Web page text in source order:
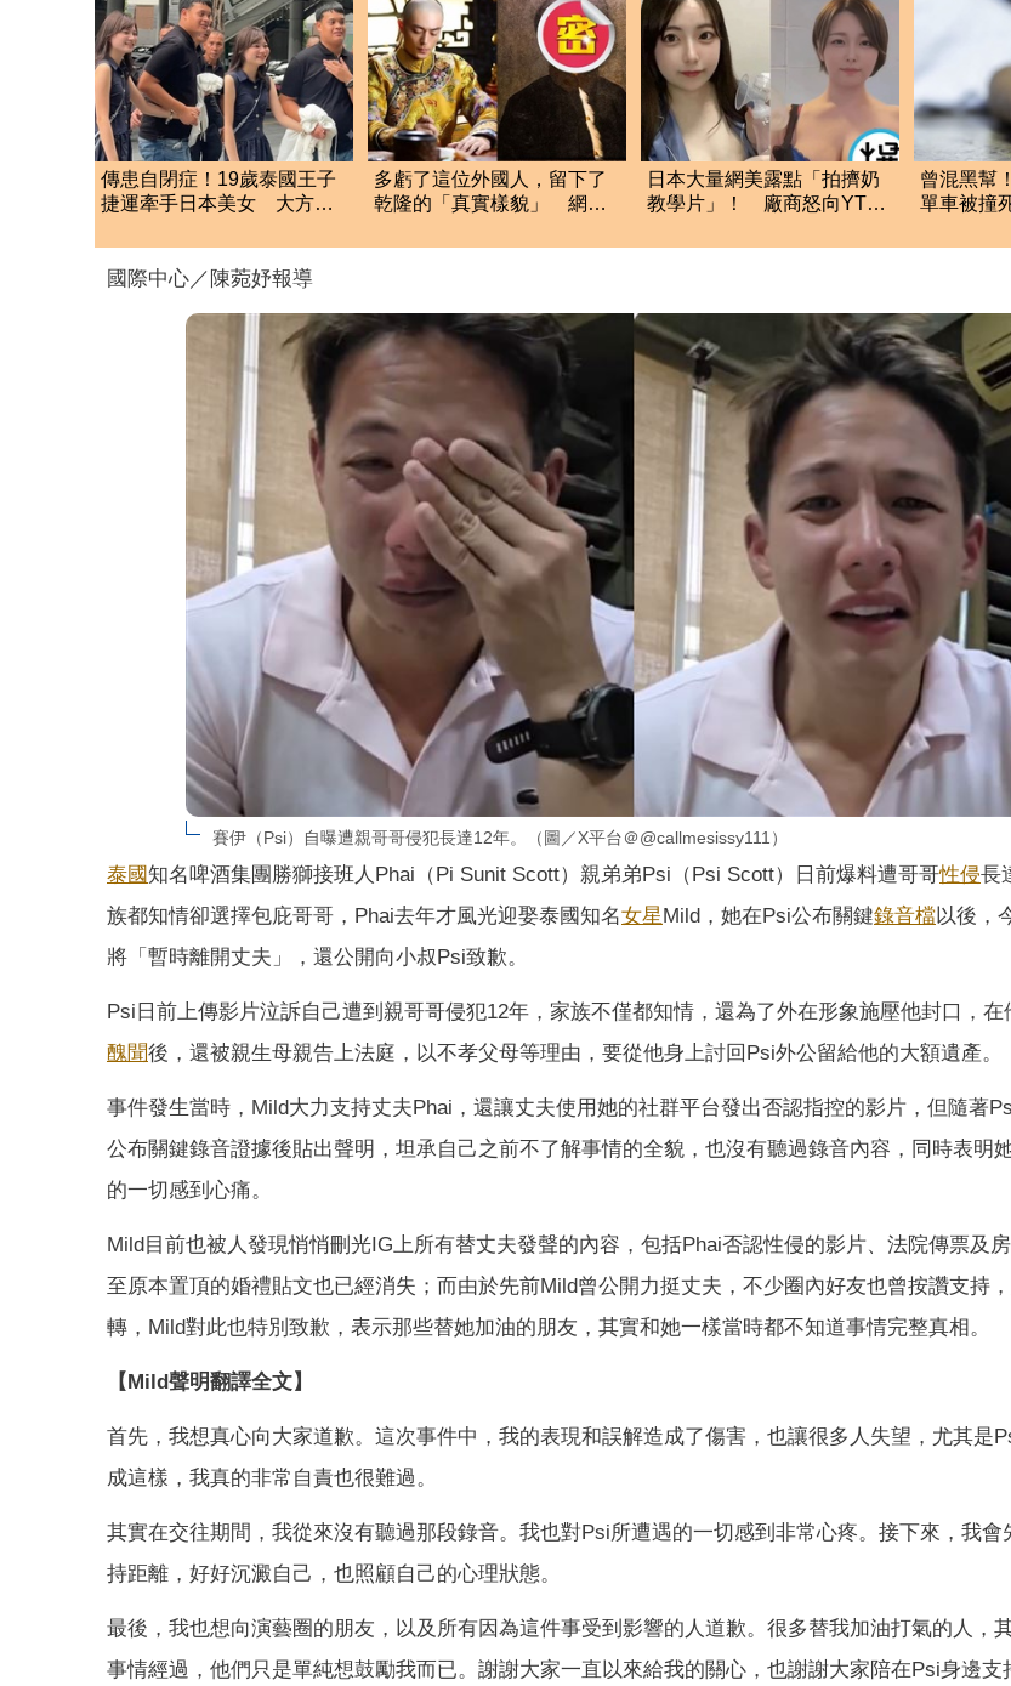
傳患自閉症！19歲泰國王子
捷運牽手日本美女 大方
多虧了這位外國人，留下了
乾隆的「真實樣貌」 網
日本大量網美露點「拍擠奶
教學片」！ 廠商怒向YT申
曾混黑幫
單車被撞
國際中心／陳菀妤報導
賽伊（Psi）自曝遭親哥哥侵犯長達12年。（圖／X平台＠@callmesissy111）
泰國知名啤酒集團勝獅接班人Phai（Pi Sunit Scott）親弟弟Psi（Psi Scott）日前爆料遭哥哥性侵長
族都知情卻選擇包庇哥哥，Phai去年才風光迎娶泰國知名女星 Mild，她在Psi公布關鍵錄音檔以後，
將「暫時離開丈夫」，還公開向小叔Psi致歉。
Psi日前上傳影片泣訴自己遭到親哥哥侵犯12年，家族不僅都知情，還為了外在形象施壓他封口，在
醜聞後，還被親生母親告上法庭，以不孝父母等理由，要從他身上討回Psi外公留給他的大額遺產。
事件發生當時，Mild大力支持丈夫Phai，還讓丈夫使用她的社群平台發出否認指控的影片，但隨著
公布關鍵錄音證據後貼出聲明，坦承自己之前不了解事情的全貌，也沒有聽過錄音內容，同時表明
的一切感到心痛。
Mild目前也被人發現悄悄刪光IG上所有替丈夫發聲的內容，包括Phai否認性侵的影片、法院傳票及
至原本置頂的婚禮貼文也已經消失；而由於先前Mild曾公開力挺丈夫，不少圈內好友也曾按讚支持
轉，Mild對此也特別致歉，表示那些替她加油的朋友，其實和她一樣當時都不知道事情完整真相。
【Mild聲明翻譯全文】
首先，我想真心向大家道歉。這次事件中，我的表現和誤解造成了傷害，也讓很多人失望，尤其是
成這樣，我真的非常自責也很難過。
其實在交往期間，我從來沒有聽過那段錄音。我也對Psi所遭遇的一切感到非常心疼。接下來，我會
持距離，好好沉澱自己，也照顧自己的心理狀態。
最後，我也想向演藝圈的朋友，以及所有因為這件事受到影響的人道歉。很多替我加油打氣的人，
事情經過，他們只是單純想鼓勵我而已。謝謝大家一直以來給我的關心，也謝謝大家陪在Psi身邊支